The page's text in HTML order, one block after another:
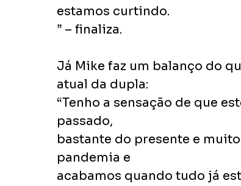
estamos curtindo.
” – finaliza.
Já Mike faz um balanço do
atual da dupla:
“Tenho a sensação de que
passado,
bastante do presente e
pandemia e
acabamos quando tudo já